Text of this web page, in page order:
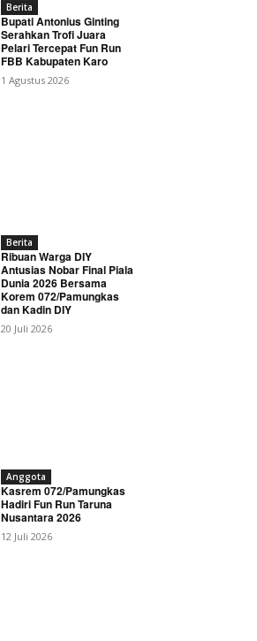
Berita
Bupati Antonius Ginting
Serahkan Trofi Juara
Pelari Tercepat Fun Run
FBB Kabupaten Karo
1 Agustus 2026
Berita
Ribuan Warga DIY
Antusias Nobar Final Piala
Dunia 2026 Bersama
Korem 072/Pamungkas
dan Kadin DIY
20 Juli 2026
Anggota
Kasrem 072/Pamungkas
Hadiri Fun Run Taruna
Nusantara 2026
12 Juli 2026